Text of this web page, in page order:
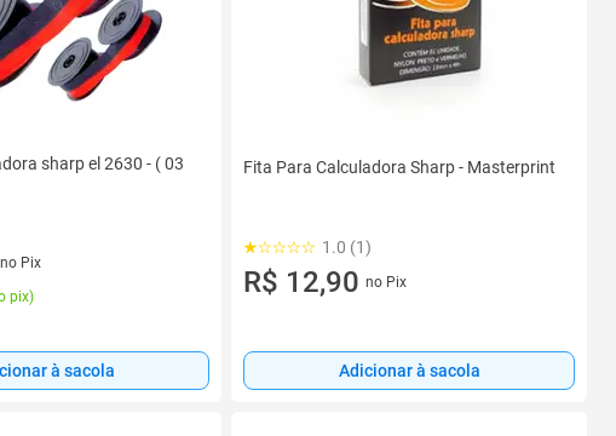
sharp el 2630 - ( 03
no Pix
pix)
à sacola
Fita Para Calculadora Sharp - Masterprint
1.0 (1)
R$ 12,90 no Pix
Adicionar à sacola